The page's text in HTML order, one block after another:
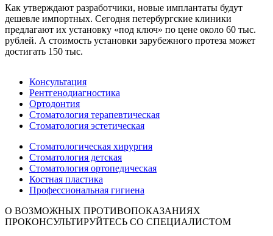
Как утверждают разработчики, новые имплантаты будут
дешевле импортных. Сегодня петербургские клиники
предлагают их установку «под ключ» по цене около 60 тыс.
рублей. А стоимость установки зарубежного протеза может
достигать 150 тыс.
Консультация
Рентгенодиагностика
Ортодонтия
Стоматология терапевтическая
Стоматология эстетическая
Стоматологическая хирургия
Стоматология детская
Стоматология ортопедическая
Костная пластика
Профессиональная гигиена
О ВОЗМОЖНЫХ ПРОТИВОПОКАЗАНИЯХ
ПРОКОНСУЛЬТИРУЙТЕСЬ СО СПЕЦИАЛИСТОМ